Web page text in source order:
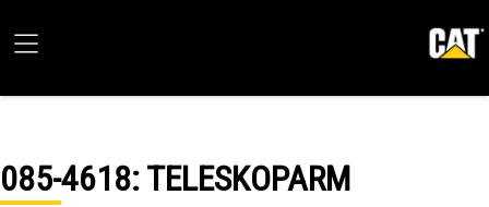
085-4618: TELESKOPARM